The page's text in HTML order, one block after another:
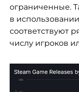
ограниченные.
в
соответствуют
числу игроков